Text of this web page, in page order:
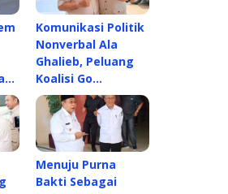
Komunikasi Politik
Nonverbal Ala
Ghalieb, Peluang
Koalisi Go…
Menuju Purna
Bakti Sebagai